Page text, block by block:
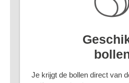
Je krijgt de bollen direct van